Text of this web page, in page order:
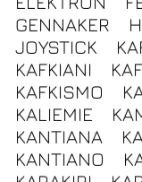
GENNAKER
JOYSTICK
KAFKIANI
KAFKISMO
KALIEMIE
KANTIANA
KANTIANO